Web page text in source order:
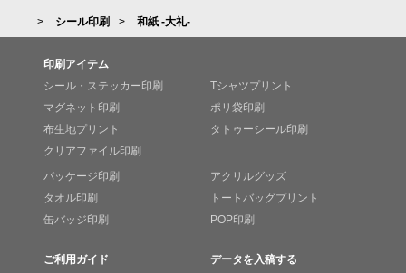
シール印刷 和紙 -大礼-
印刷アイテム
シール・ステッカー印刷
マグネット印刷
布生地プリント
クリアファイル印刷
Tシャツプリント
ポリ袋印刷
タトゥーシール印刷
パッケージ印刷
タオル印刷
缶バッジ印刷
アクリルグッズ
トートバッグプリント
POP印刷
ご利用ガイド
データを入稿する